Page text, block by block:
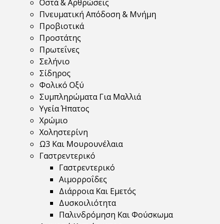
Οστά & Αρθρώσεις
Πνευματική Απόδοση & Μνήμη
Προβιοτικά
Προστάτης
Πρωτεΐνες
Σελήνιο
Σίδηρος
Φολικό Οξύ
Συμπληρώματα Για Μαλλιά
Υγεία Ήπατος
Χρώμιο
Χοληστερίνη
Ω3 Και Μουρουνέλαια
Γαστρεντερικό
Γαστρεντερικό
Αιμορροΐδες
Διάρροια Και Εμετός
Δυσκοιλιότητα
Παλινδρόμηση Και Φούσκωμα